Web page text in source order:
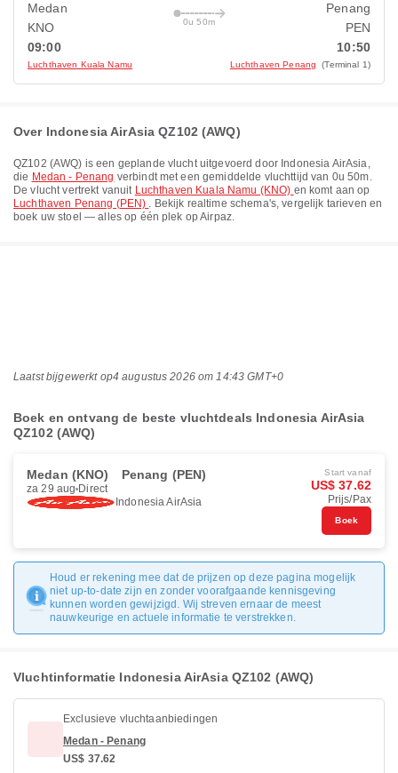
Medan
KNO
09:00
Luchthaven Kuala Namu
0u 50m
Penang
PEN
10:50
Luchthaven Penang (Terminal 1)
Over Indonesia AirAsia QZ102 (AWQ)
QZ102 (AWQ) is een geplande vlucht uitgevoerd door Indonesia AirAsia,
die Medan - Penang verbindt met een gemiddelde vluchttijd van 0u 50m.
De vlucht vertrekt vanuit Luchthaven Kuala Namu (KNO) en komt aan op
Luchthaven Penang (PEN) . Bekijk realtime schema's, vergelijk tarieven en
boek uw stoel — alles op één plek op Airpaz.
Laatst bijgewerkt op4 augustus 2026 om 14:43 GMT+0
Boek en ontvang de beste vluchtdeals Indonesia AirAsia
QZ102 (AWQ)
Medan (KNO) Penang (PEN)
za 29 aug Direct
Indonesia AirAsia
Start vanaf
US$ 37.62
Prijs/Pax
Boek
Houd er rekening mee dat de prijzen op deze pagina mogelijk
niet up-to-date zijn en zonder voorafgaande kennisgeving
kunnen worden gewijzigd. Wij streven ernaar de meest
nauwkeurige en actuele informatie te verstrekken.
Vluchtinformatie Indonesia AirAsia QZ102 (AWQ)
Exclusieve vluchtaanbiedingen
Medan - Penang
US$ 37.62